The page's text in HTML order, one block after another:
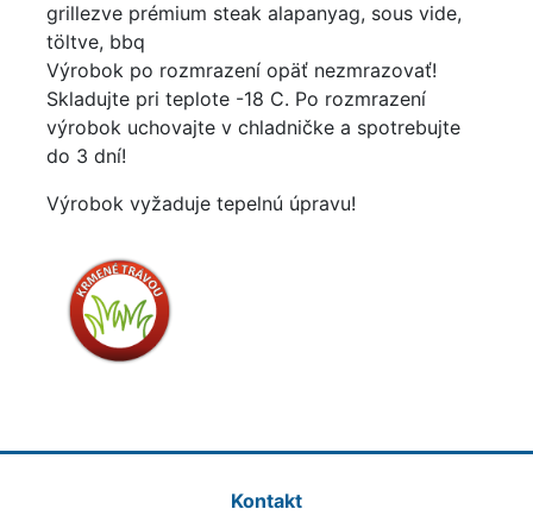
grillezve prémium steak alapanyag, sous vide,
töltve, bbq
Výrobok po rozmrazení opäť nezmrazovať!
Skladujte pri teplote -18 C. Po rozmrazení
výrobok uchovajte v chladničke a spotrebujte
do 3 dní!
Výrobok vyžaduje tepelnú úpravu!
Kontakt